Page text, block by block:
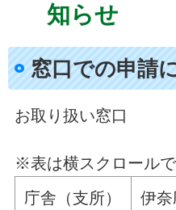
知らせ
窓口での申請
お取り扱い窓口
※表は横スクロールで
庁舎（支所）
伊